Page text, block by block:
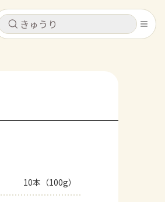
キャンセル
コンテンツ
キャンセル
10本（100g）